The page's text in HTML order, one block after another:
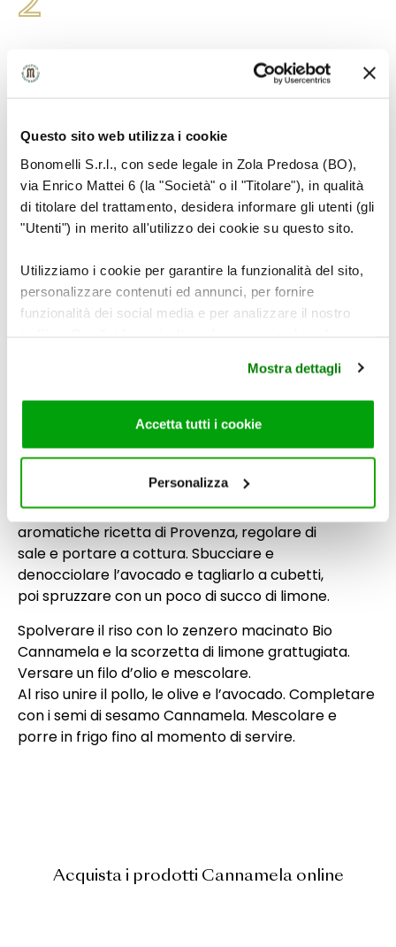
Questo sito web utilizza i cookie
Bonomelli S.r.l., con sede legale in Zola Predosa (BO),
via Enrico Mattei 6 (la "Società" o il "Titolare"), in qualità
di titolare del trattamento, desidera informare gli utenti (gli
"Utenti") in merito all'utilizzo dei cookie su questo sito.
Utilizziamo i cookie per garantire la funzionalità del sito,
personalizzare contenuti ed annunci, per fornire
funzionalità dei social media e per analizzare il nostro
di analisi dei dati web, pubblicità e social media, i quali
potrebbero combinarle con altre informazioni che ha
fornito loro o che hanno raccolto dal suo utilizzo dei loro
cookie consultare la cookie policy. Se clicchi sulla “X” per
chiudere il banner, non verranno installati cookie sul tuo
dispositivo ad eccezione di quelli necessari ai fini del
corretto funzionamento del sito.
Mostra dettagli
Accetta tutti i cookie
Personalizza
Acquista i prodotti Cannamela online
Riso rosso alla menta: in una ciotola porre la
Tritare grossolanamente i pistacchi.
Al riso aggiungere i semi di sesamo Cannamela, la
feta a cubetti, le bacche di goji e i pistacchi. Condire
il riso con l’olio aromatico e completare con i
momento di servire.
Riso Basmati allo zenzero: inumidire in acqua lo
zenzero lio Cannamela. In una padella versare
Rosolare e versare l’acqua con zenzero bio
Cannamela. Aromatizzare con le erbe
aromatiche ricetta di Provenza, regolare di
sale e portare a cottura. Sbucciare e
denocciolare l’avocado e tagliarlo a cubetti,
poi spruzzare con un poco di succo di limone.
Spolverare il riso con lo zenzero macinato Bio
Cannamela e la scorzetta di limone grattugiata.
Versare un filo d’olio e mescolare.
Al riso unire il pollo, le olive e l’avocado. Completare
con i semi di sesamo Cannamela. Mescolare e
porre in frigo fino al momento di servire.